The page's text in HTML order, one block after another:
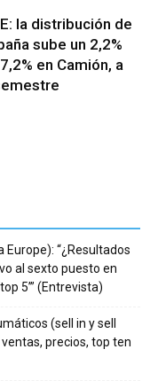
la distribución de
sube un 2,2%
en Camión, a
“¿Resultados
al sexto puesto en
5’” (Entrevista)
(sell in y sell
precios, top ten